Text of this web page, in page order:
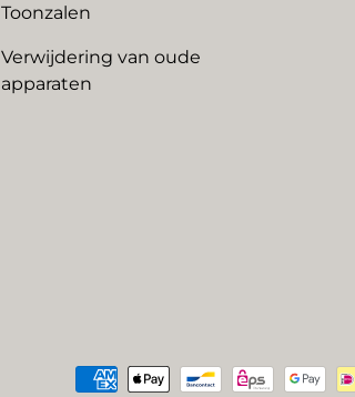
Toonzalen
Verwijdering van oude
apparaten
Geaccepteerde betaalmethoden